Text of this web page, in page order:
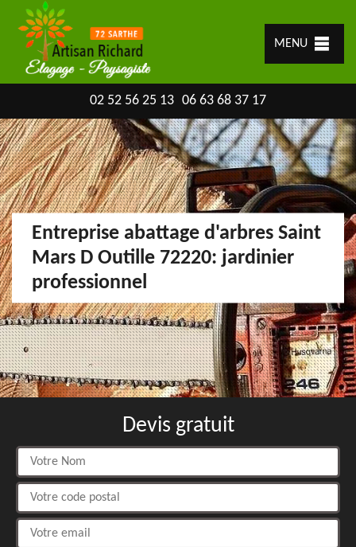
MENU
02 52 56 25 13 06 63 68 37 17
Entreprise abattage d'arbres Saint
Mars D Outille 72220: jardinier
professionnel
Devis gratuit